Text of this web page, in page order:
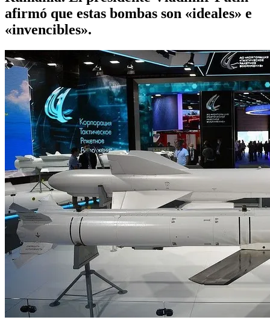
afirmó que estas bombas son «ideales» e
«invencibles».